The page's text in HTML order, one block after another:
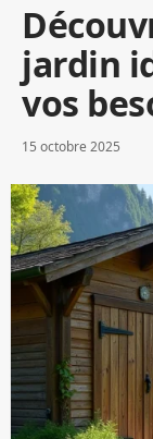
jardin
vos
15 octobre 2025